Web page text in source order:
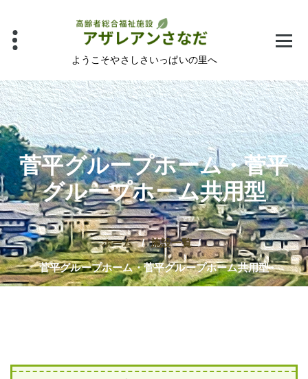
へ
ス
キ
ッ
プ
ようこそやさしさいっぱいの里へ
菅平グループホーム・菅平
グループホーム共用型
ホーム/施設一覧/
菅平グループホーム・菅平グループホーム共用型